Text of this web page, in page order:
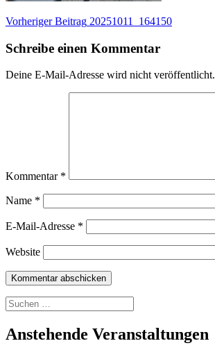
Beitragsnavigation
Vorheriger Beitrag Vorheriger
20251011_164150
Schreibe einen Kommentar
Deine E-Mail-Adresse wird nicht veröffentlicht.
Kommentar *
Name *
E-Mail-Adresse *
Website
Suchen
nach:
Anstehende Veranstaltungen